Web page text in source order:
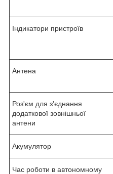
Індикатори пристроїв
Антена
Роз'єм для з'єднання
додаткової зовнішньої
антени
Акумулятор
Час роботи в автономному